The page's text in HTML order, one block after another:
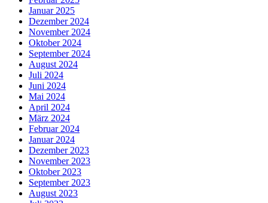
Januar 2025
Dezember 2024
November 2024
Oktober 2024
September 2024
August 2024
Juli 2024
Juni 2024
Mai 2024
April 2024
März 2024
Februar 2024
Januar 2024
Dezember 2023
November 2023
Oktober 2023
September 2023
August 2023